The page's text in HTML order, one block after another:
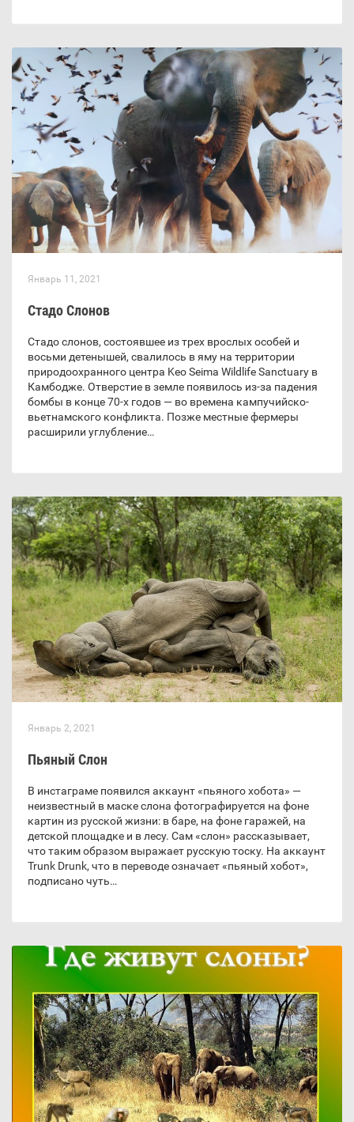
Январь 11, 2021
Стадо Слонов
Стадо слонов, состоявшее из трех врослых особей и
восьми детенышей, свалилось в яму на территории
природоохранного центра Keo Seima Wildlife Sanctuary в
Камбодже. Отверстие в земле появилось из-за падения
бомбы в конце 70-х годов — во времена кампучийско-
вьетнамского конфликта. Позже местные фермеры
расширили углубление…
Январь 2, 2021
Пьяный Слон
В инстаграме появился аккаунт «пьяного хобота» —
неизвестный в маске слона фотографируется на фоне
картин из русской жизни: в баре, на фоне гаражей, на
детской площадке и в лесу. Сам «слон» рассказывает,
что таким образом выражает русскую тоску. На аккаунт
Trunk Drunk, что в переводе означает «пьяный хобот»,
подписано чуть…